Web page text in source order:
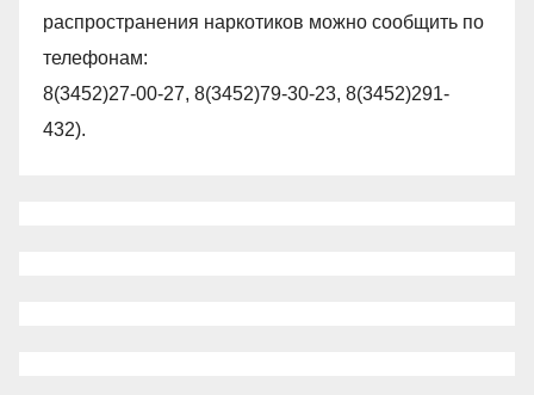
распространения наркотиков можно сообщить по
телефонам:
8(3452)27-00-27, 8(3452)79-30-23, 8(3452)291-
432).